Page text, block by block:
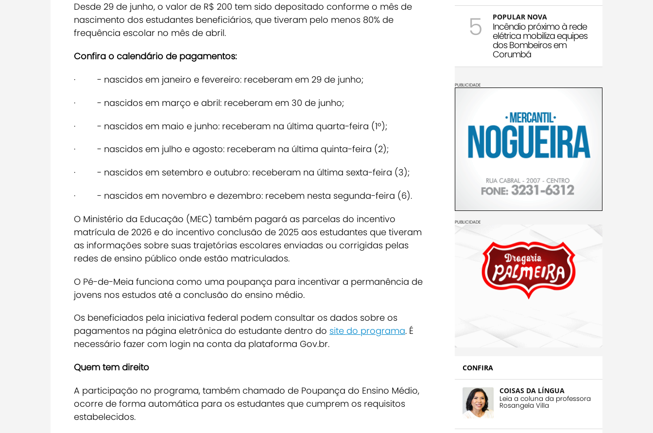
Desde 29 de junho, o valor de R$ 200 tem sido depositado conforme o mês de
nascimento dos estudantes beneficiários, que tiveram pelo menos 80% de
frequência escolar no mês de abril.
Confira o calendário de pagamentos:
· - nascidos em janeiro e fevereiro: receberam em 29 de junho;
· - nascidos em março e abril: receberam em 30 de junho;
· - nascidos em maio e junho: receberam na última quarta-feira (1º);
· - nascidos em julho e agosto: receberam na última quinta-feira (2);
· - nascidos em setembro e outubro: receberam na última sexta-feira (3);
· - nascidos em novembro e dezembro: recebem nesta segunda-feira (6).
O Ministério da Educação (MEC) também pagará as parcelas do incentivo
matrícula de 2026 e do incentivo conclusão de 2025 aos estudantes que tiveram
as informações sobre suas trajetórias escolares enviadas ou corrigidas pelas
redes de ensino público onde estão matriculados.
O Pé-de-Meia funciona como uma poupança para incentivar a permanência de
jovens nos estudos até a conclusão do ensino médio.
Os beneficiados pela iniciativa federal podem consultar os dados sobre os
pagamentos na página eletrônica do estudante dentro do site do programa. É
necessário fazer com login na conta da plataforma Gov.br.
Quem tem direito
A participação no programa, também chamado de Poupança do Ensino Médio,
ocorre de forma automática para os estudantes que cumprem os requisitos
estabelecidos.
5 POPULAR NOVA
Incêndio próximo à rede
elétrica mobiliza equipes
dos Bombeiros em
Corumbá
PUBLICIDADE
PUBLICIDADE
CONFIRA
COISAS DA LÍNGUA
Leia a coluna da professora
Rosangela Villa